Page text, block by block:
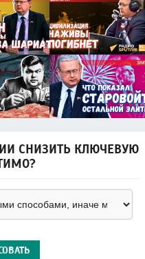
СНИЗИТЬ КЛЮЧЕВУЮ